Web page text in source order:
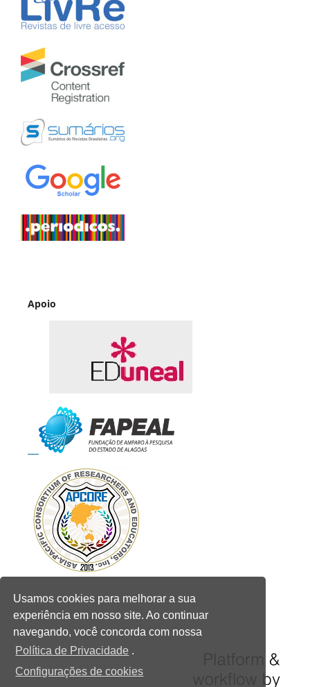
Usamos cookies para melhorar a sua
experiência em nosso site. Ao continuar
navegando, você concorda com nossa
Política de Privacidade .
Configurações de cookies
Apoio